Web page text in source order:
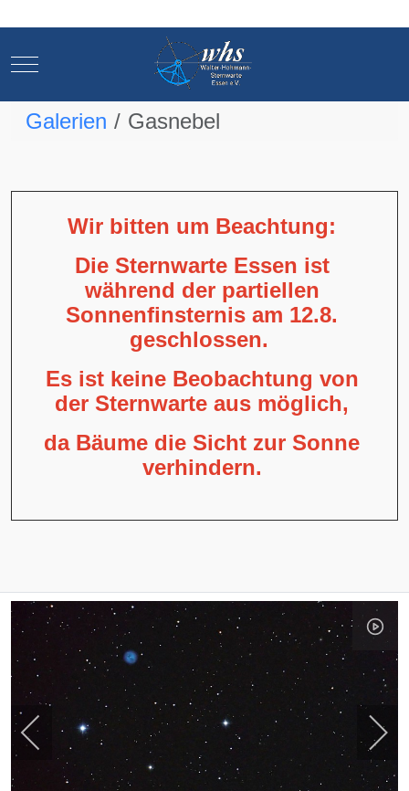
Mobile Menu Toggle
Galerien Gasnebel
Wir bitten um Beachtung:
Die Sternwarte Essen ist
während der partiellen
Sonnenfinsternis am 12.8.
geschlossen.
Es ist keine Beobachtung von
der Sternwarte aus möglich,
da Bäume die Sicht zur Sonne
verhindern.